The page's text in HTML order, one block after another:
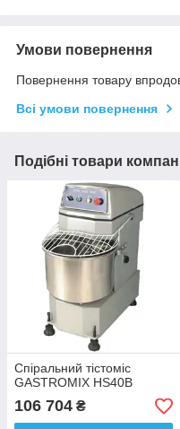
Умови повернення
Повернення товару
Всі умови повернення
Подібні товари
Спіральний тістоміс
GASTROMIX HS40B
106 704 ₴